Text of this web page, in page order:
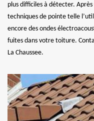
plus difficiles à détecter.
techniques de pointe telle
encore des ondes
fuites dans votre toiture.
La Chaussee.